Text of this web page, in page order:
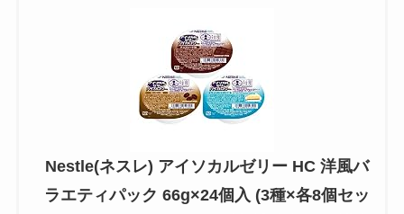
Nestle(ネスレ) アイソカルゼリー HC 洋風バ
ラエティパック 66g×24個入 (3種×各8個セッ